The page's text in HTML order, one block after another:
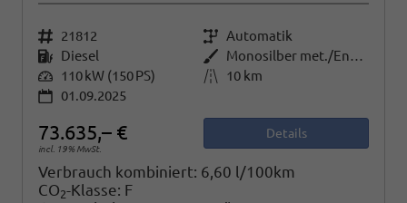
Fahrzeugnr. 21812 Getriebe Automatik
Kraftstoff Diesel Außenfarbe
Monosilber met./Energetic Orange met. Dach Schwarz
Leistung 110 kW (150 PS) Kilometerstand
10 km
01.09.2025
73.635,– €
incl. 19% MwSt.
Details
Verbrauch kombiniert: 6,60 l/100km
CO2-Klasse: F